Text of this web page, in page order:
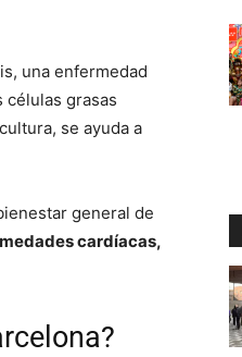
una enfermedad
células grasas
se ayuda a
general de
cardíacas,